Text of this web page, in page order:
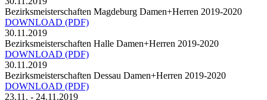
Bezirksmeisterschaften Magdeburg Damen+Herren 2019-2020
DOWNLOAD (PDF)
30.11.2019
Bezirksmeisterschaften Halle Damen+Herren 2019-2020
DOWNLOAD (PDF)
30.11.2019
Bezirksmeisterschaften Dessau Damen+Herren 2019-2020
DOWNLOAD (PDF)
23.11. - 24.11.2019